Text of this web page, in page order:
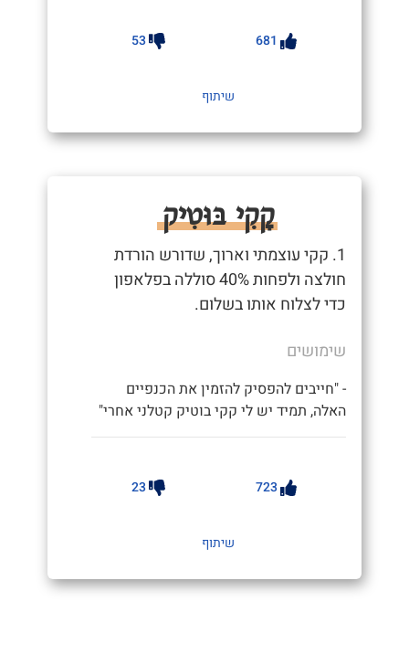
681
53
שיתוף
קָקִי בּוּטִיק
1. קקי עוצמתי וארוך, שדורש הורדת
חולצה ולפחות 40% סוללה בפלאפון
כדי לצלוח אותו בשלום.
שימושים
- "חייבים להפסיק להזמין את הכנפיים
האלה, תמיד יש לי קקי בוטיק קטלני אחרי"
723
23
שיתוף